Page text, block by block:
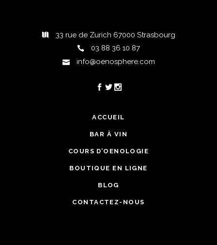
33 rue de Zurich 67000 Strasbourg
03 88 36 10 87
info@oenosphere.com
ACCUEIL
BAR À VIN
COURS D’OENOLOGIE
BOUTIQUE EN LIGNE
BLOG
CONTACTEZ-NOUS